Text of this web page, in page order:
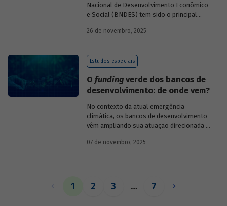
Nacional de Desenvolvimento Econômico
e Social (BNDES) tem sido o principal
brasileiro, ocupando um espaço central
momentos de crise, como as de 2008 e
da Covid-19, e no combate à emergência
entanto, são necessárias sólidas fontes
de recursos.
26 de novembro, 2025
Estudos especiais
O fundingverde dos bancos de
desenvolvimento: de onde vem?
No contexto da atual emergência
climática, os bancos de desenvolvimento
vêm ampliando sua atuação direcionada à
e, consequentemente, buscado novas
bancos de desenvolvimento, comparando
07 de novembro, 2025
1 2 3 … 7